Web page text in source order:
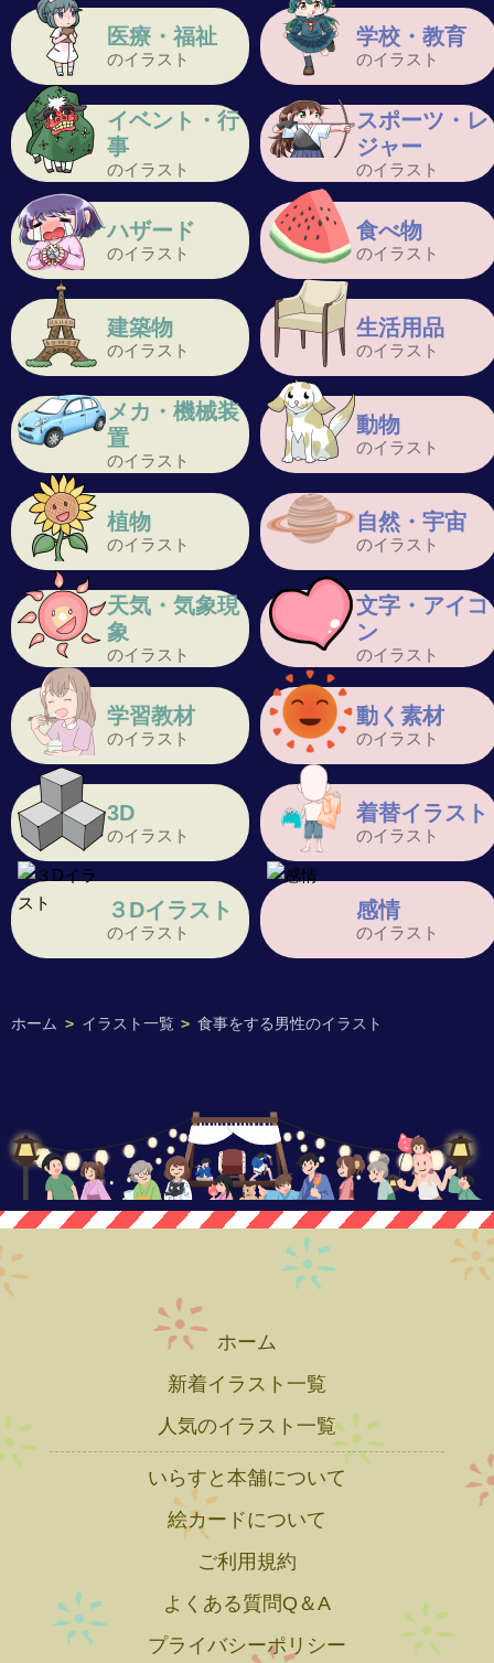
ホーム > イラスト一覧 > 食事をする男性のイラスト
医療・福祉
のイラスト
学校・教育
のイラスト
イベント・行
事
のイラスト
スポーツ・レ
ジャー
のイラスト
ハザード
のイラスト
食べ物
のイラスト
建築物
のイラスト
生活用品
のイラスト
メカ・機械装
置
のイラスト
動物
のイラスト
植物
のイラスト
自然・宇宙
のイラスト
天気・気象現
象
のイラスト
文字・アイコ
ン
のイラスト
学習教材
のイラスト
動く素材
のイラスト
3D
のイラスト
着替イラスト
のイラスト
３Dイラスト
のイラスト
感情
のイラスト
ホーム
新着イラスト一覧
人気のイラスト一覧
いらすと本舗について
絵カードについて
ご利用規約
よくある質問Q＆A
プライバシーポリシー